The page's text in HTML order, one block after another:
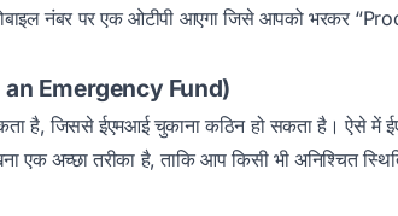
नंबर पर एक ओटीपी आएगा जिसे आपको भरकर
an Emergency Fund)
है, जिससे ईएमआई चुकाना कठिन हो सकता है। ऐसे में
अच्छा तरीका है, ताकि आप किसी भी अनिश्चित